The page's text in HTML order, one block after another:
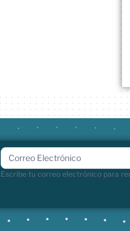
boletin
Escribe tu correo electrónico para